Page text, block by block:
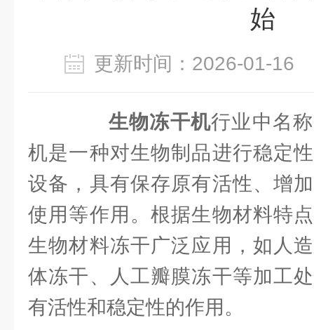
始
更新时间：2026-01-
生物冻干机行业中名
机是一种对生物制品进行稳定
设备，具有保存原有活性、增
使用等作用。根据生物材料特
生物材料冻干广泛应用，如人
体冻干、人工瓣膜冻干等加工
有活性和稳定性的作用。